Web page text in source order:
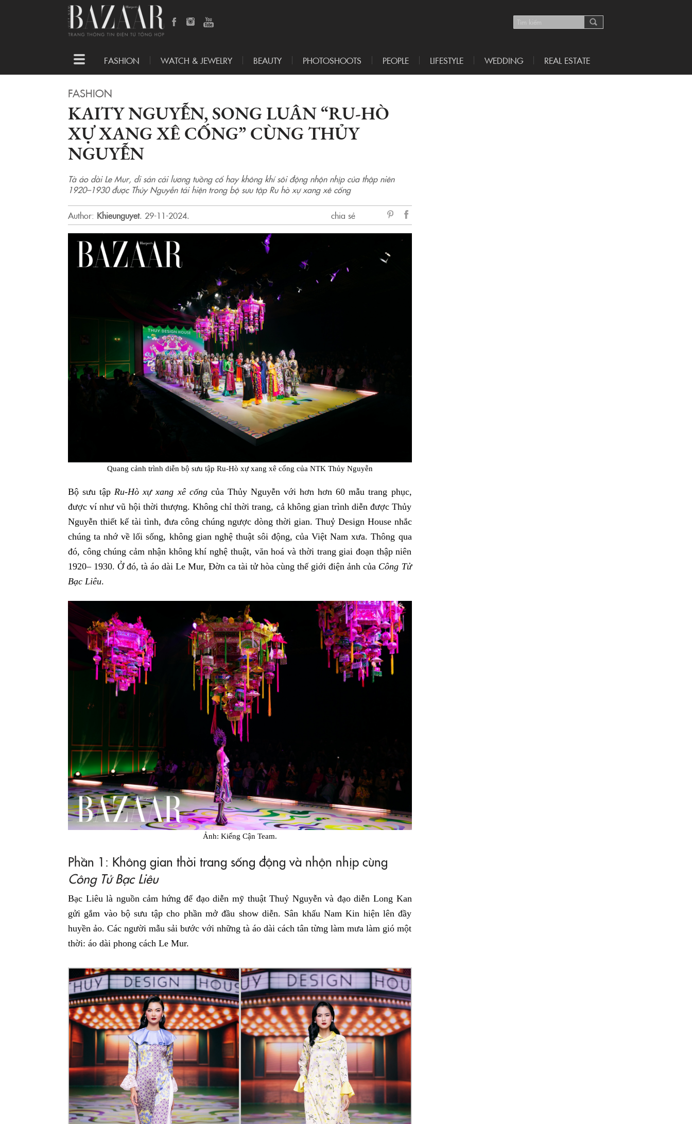
Toggle
navigation
FASHION WATCH & JEWELRY BEAUTY PHOTOSHOOTS PEOPLE LIFESTYLE WEDDING REAL ESTATE
FASHION
KAITY NGUYỄN, SONG LUÂN “RU-HÒ
XỰ XANG XÊ CỐNG” CÙNG THỦY
NGUYỄN
Tà áo dài Le Mur, di sản cải lương tuồng cổ hay không khí sôi động nhộn nhịp của thập niên
1920–1930 được Thủy Nguyễn tái hiện trong bộ sưu tập Ru hò xự xang xê cống
Author: Khieunguyet. 29-11-2024.
chia sẻ
Facebook
Quang cảnh trình diễn bộ sưu tập Ru-Hò xự xang xê cống của NTK Thủy Nguyễn
Bộ sưu tập Ru-Hò xự xang xê cốngcủa Thủy Nguyễn với hơn hơn 60 mẫu trang phục,
được ví như vũ hội thời thượng. Không chỉ thời trang, cả không gian trình diễn được Thủy
Nguyễn thiết kế tài tình, đưa công chúng ngược dòng thời gian. Thuỷ Design House nhắc
chúng ta nhớ về lối sống, không gian nghệ thuật sôi động, của Việt Nam xưa. Thông qua
đó, công chúng cảm nhận không khí nghệ thuật, văn hoá và thời trang giai đoạn thập niên
1920– 1930. Ở đó, tà áo dài Le Mur, Đờn ca tài tử hòa cùng thế giới điện ảnh của Công Tử
Bạc Liêu.
Ảnh: Kiếng Cận Team.
Phần 1: Không gian thời trang sống động và nhộn nhịp cùng
Công Tử Bạc Liêu
Bạc Liêu là nguồn cảm hứng để đạo diễn mỹ thuật Thuỷ Nguyễn và đạo diễn Long Kan
gửi gắm vào bộ sưu tập cho phần mở đầu show diễn. Sân khấu Nam Kin hiện lên đầy
huyền ảo. Các người mẫu sải bước với những tà áo dài cách tân từng làm mưa làm gió một
thời: áo dài phong cách Le Mur.